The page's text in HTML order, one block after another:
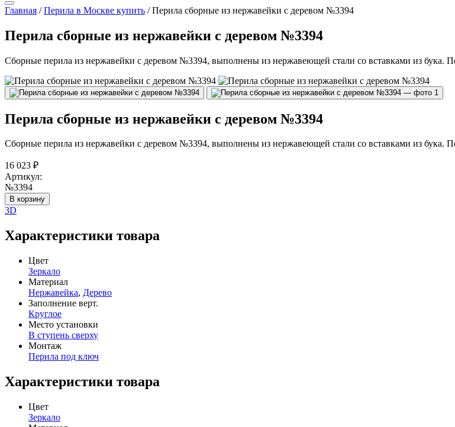
Главная /Перила в Москве купить /Перила сборные из нержавейки с деревом №3394
Перила сборные из нержавейки с деревом №3394
Сборные перила из нержавейки с деревом №3394, выполнены из нержавеющей стали со вставками из бука.
Перила сборные из нержавейки с деревом №3394
Сборные перила из нержавейки с деревом №3394, выполнены из нержавеющей стали со вставками из бука.
16 023 ₽
Артикул:
№3394
В корзину
3D
Характеристики товара
Цвет
Зеркало
Материал
Нержавейка, Дерево
Заполнение верт.
Круглое
Место установки
В ступень сверху
Монтаж
Перила под ключ
Характеристики товара
Цвет
Зеркало